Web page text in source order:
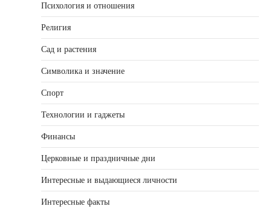
Психология и отношения
Религия
Сад и растения
Символика и значение
Спорт
Технологии и гаджеты
Финансы
Церковные и праздничные дни
Интересные и выдающиеся личности
Интересные факты